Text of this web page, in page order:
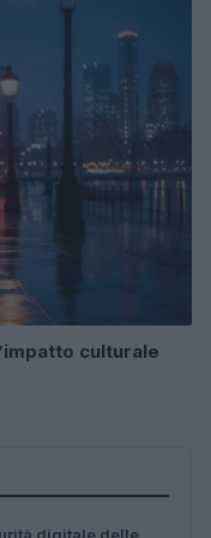
culturale
digitale delle